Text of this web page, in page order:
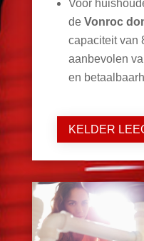
Voor
de Vonroc
capaciteit van
aanbevolen
en
KELDER